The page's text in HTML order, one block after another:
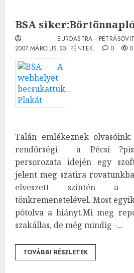
BSA siker:Börtönnapló
EUROASTRA -
2007.MÁRCIUS.30. PÉNTEK.
0 0
Talán emlékeznek
rendõrségi a Pécsi
persorozata idején egy
jelent meg szatira
elveszett szintén a
tönkremenetelével. Most
pótolva a hiányt.Mi meg
szakállas, de még mindig -...
TOVÁBBI RÉSZLETEK